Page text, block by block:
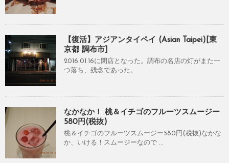
【復活】アジアンタイペイ (Asian Taipei)[東
京都 調布市]
2016.01.16に閉店となった。調布の名店の灯がまた一
つ落ち、残念であった。 ...
なかなか！ 桃＆イチゴのフルーツスムージー
580円(税抜)
桃＆イチゴのフルーツスムージー580円(税抜)なかな
か、いける！スムージーなので ...